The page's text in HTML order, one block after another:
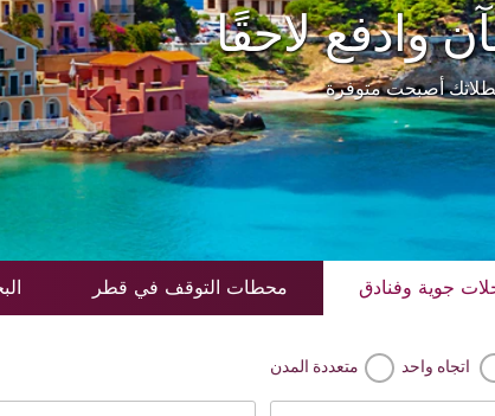
وادفع لاحقًا
أصبحت متوفرة
جوية وفنادق محطات التوقف في قطر
اتجاه واحد متعددة المدن